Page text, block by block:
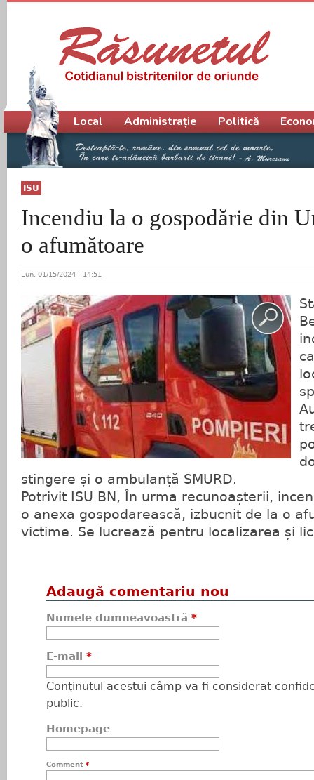
ISU
Incendiu la o gospodărie din
o afumătoare
Lun, 01/15/2024 - 14:51
stingere și o ambulanță SMURD.
Potrivit ISU BN, În urma recunoașterii,
o anexa gospodarească, izbucnit de la o
victime. Se lucrează pentru localizarea și
Adaugă comentariu nou
Numele dumneavoastră *
E-mail *
Conţinutul acestui câmp va fi considerat
public.
Homepage
Comment *
Meniu principal
Local Administrație Politică